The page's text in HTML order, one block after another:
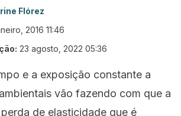
Flórez
2016 11:46
23 agosto, 2022 05:36
e a exposição constante a
vão fazendo com que a
de elasticidade que é